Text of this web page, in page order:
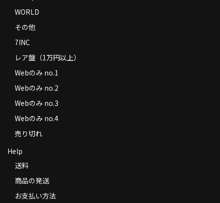
WORLD
その他
7INC
レア盤（1万円以上）
Webのみ no.1
Webのみ no.2
Webのみ no.3
Webのみ no.4
売り切れ
Help
送料
商品の発送
お支払い方法